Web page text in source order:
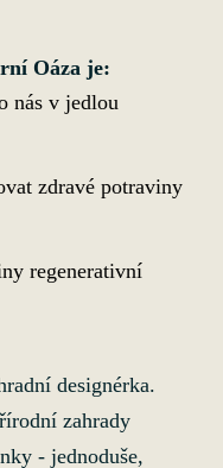
Oáza je:
nás v jedlou
zdravé potraviny
regenerativní
designérka.
zahrady
- jednoduše,